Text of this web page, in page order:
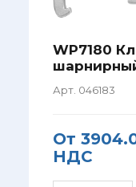
WP7180
Арт. 046183
От
НДС